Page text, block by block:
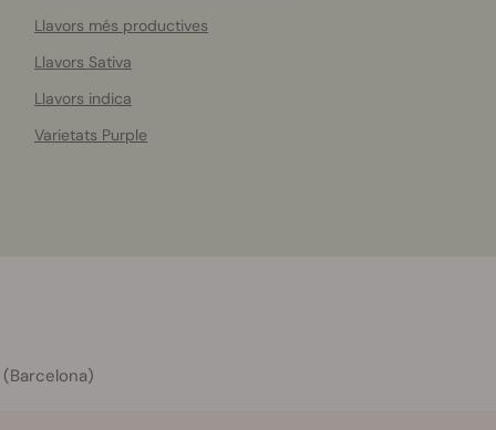
Llavors més productives
Llavors Sativa
Llavors indica
Varietats Purple